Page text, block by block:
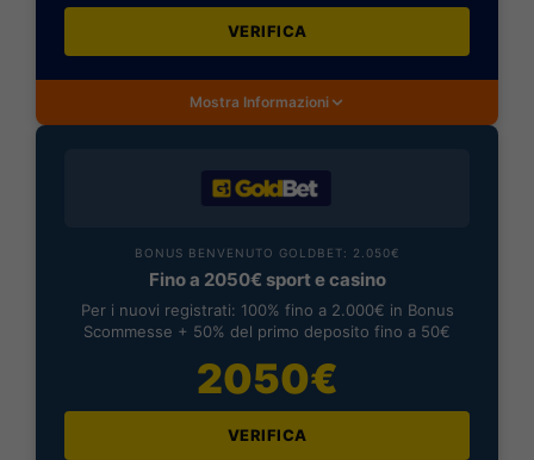
VERIFICA
Mostra Informazioni
BONUS BENVENUTO GOLDBET: 2.050€
Fino a 2050€ sport e casino
Per i nuovi registrati: 100% fino a 2.000€ in Bonus
Scommesse + 50% del primo deposito fino a 50€
2050€
VERIFICA